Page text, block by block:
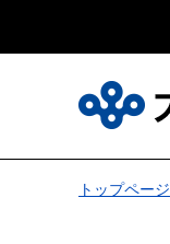
トップページ